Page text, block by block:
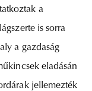
a
is sorra
a gazdaság
eladásán
jellemezték